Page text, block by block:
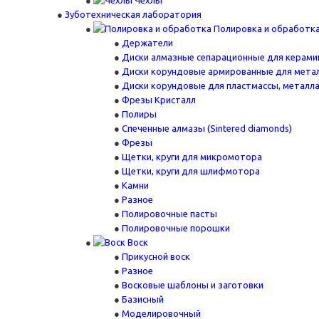
Зуботехническая лаборатория
Полировка и обработка
Держатели
Диски алмазные сепарационные для
Диски корундовые армированные для
Диски корундовые для пластмассы, металла
Фрезы Кристалл
Полиры
Спеченные алмазы (Sintered diamonds)
Фрезы
Щетки, круги для микромотора
Щетки, круги для шлифмотора
Камни
Разное
Полировочные пасты
Полировочные порошки
Воск
Прикусной воск
Разное
Восковые шаблоны и заготовки
Базисный
Моделировочный